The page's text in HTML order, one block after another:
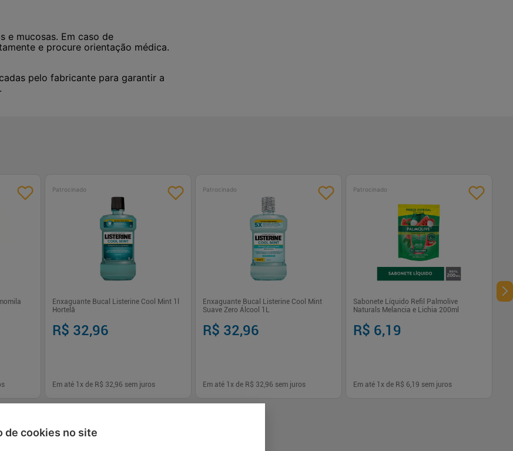
de cookies no site
e mucosas. Em caso de
e procure orientação médica.
pelo fabricante para garantir a
Patrocinado
Enxaguante Bucal Listerine Cool Mint 1l
Hortelã
R$ 32,96
Em até 1 x de R$ 32,96 sem juros
Patrocinado
Enxaguante Bucal Listerine Cool Mint
Suave Zero Álcool 1L
R$ 32,96
Em até 1 x de R$ 32,96 sem juros
Patrocinado
Sabonete Líquido Refil Palmolive
Naturals Melancia e Lichia 200ml
R$ 6,19
Em até 1 x de R$ 6,19 sem juros